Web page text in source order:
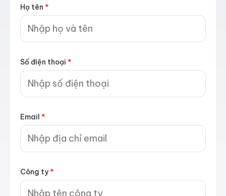
Họ tên *
Số điện thoại *
Email *
Công ty*